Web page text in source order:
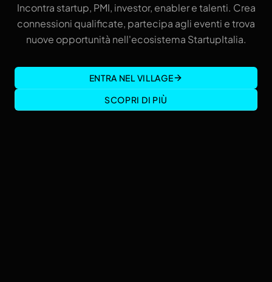
Incontra startup, PMI, investor, enabler e talenti. Crea
connessioni qualificate, partecipa agli eventi e trova
nuove opportunità nell'ecosistema StartupItalia.
ENTRA NEL VILLAGE
SCOPRI DI PIÙ